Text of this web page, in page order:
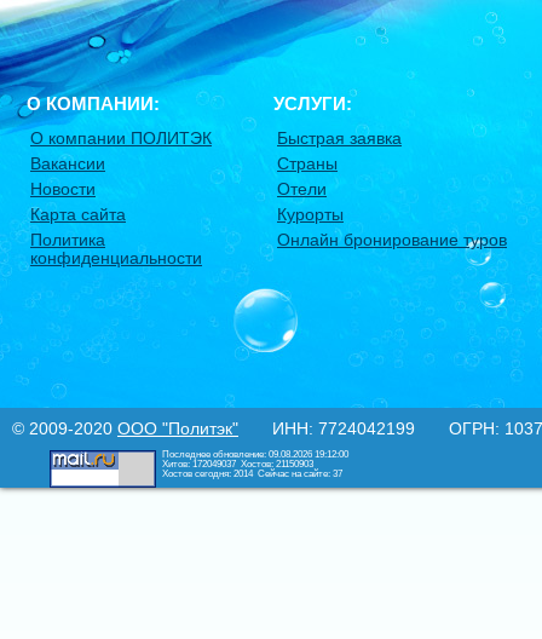
О КОМПАНИИ:
О компании ПОЛИТЭК
Вакансии
Новости
Карта сайта
Политика
конфиденциальности
УСЛУГИ:
Быстрая заявка
Страны
Отели
Курорты
Онлайн бронирование туров
© 2009-2020 ООО "Политэк" ИНН: 7724042199 ОГРН:
Последнее обновление: 09.08.2026 19:12:00
Хитов: 172049037 Хостов: 21150903
Хостов сегодня: 2014 Сейчас на сайте: 37